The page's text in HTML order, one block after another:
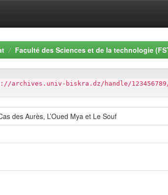
Faculté des Sciences et de la technologie
archives.univ-biskra.dz/handle/123456789/
des Aurès, L’Oued Mya et Le Souf